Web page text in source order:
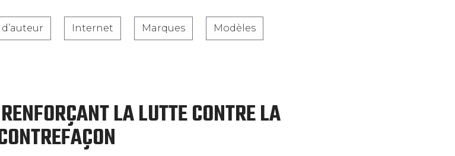
Internet Marques Modèles
LA LUTTE CONTRE LA